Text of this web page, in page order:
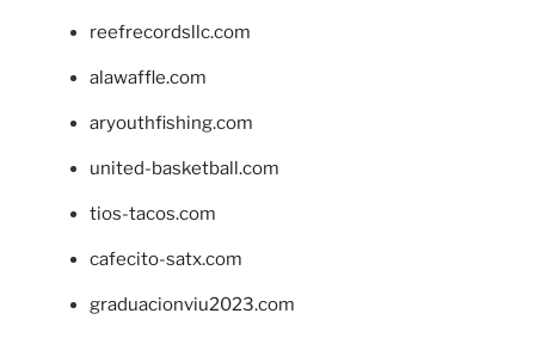
reefrecordsllc.com
alawaffle.com
aryouthfishing.com
united-basketball.com
tios-tacos.com
cafecito-satx.com
graduacionviu2023.com